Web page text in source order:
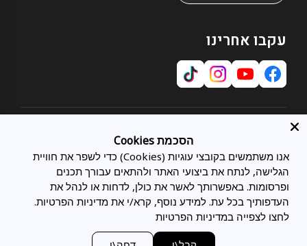
שירות לקוחות
צרו קשר
מועדון לקוחות
בלוג
סניפים
תחומי התמחות
כל המיטות
מיטות מתכווננות
מיטות זוגיות
מיטות נוער
משפטי
מדיניות פרטיות
מדיניות הובלות ומשלוחים
עקבו אחרינו
הסכמת Cookies
אנו משתמשים בקובצי עוגיות (Cookies) כדי לשפר את חוויית
הגלישה, לנתח את ביצועי האתר ולהתאים עבורך תכנים
ופרסומות. באפשרותך לאשר את כולן, לדחות או לנהל את
העדפותיך בכל עת. למידע נוסף, קרא/י את מדיניות הפרטיות.
לחצו לצפייה במדיניות הפרטיות